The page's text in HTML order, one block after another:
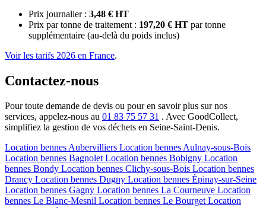
Prix journalier : 3,48 € HT
Prix par tonne de traitement : 197,20 € HT par tonne
supplémentaire (au-delà du poids inclus)
Voir les tarifs 2026 en France.
Contactez-nous
Pour toute demande de devis ou pour en savoir plus sur nos
services, appelez-nous au 01 83 75 57 31 . Avec GoodCollect,
simplifiez la gestion de vos déchets en Seine-Saint-Denis.
Location bennes Aubervilliers Location bennes Aulnay-sous-Bois
Location bennes Bagnolet Location bennes Bobigny Location
bennes Bondy Location bennes Clichy-sous-Bois Location bennes
Drancy Location bennes Dugny Location bennes Épinay-sur-Seine
Location bennes Gagny Location bennes La Courneuve Location
bennes Le Blanc-Mesnil Location bennes Le Bourget Location